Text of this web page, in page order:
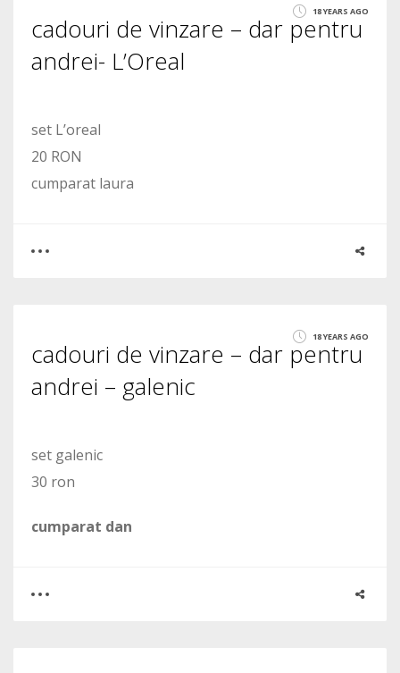
2044
18 YEARS AGO
cadouri de vinzare – dar pentru
andrei- L’Oreal
set L’oreal
20 RON
cumparat laura
1657
18 YEARS AGO
cadouri de vinzare – dar pentru
andrei – galenic
set galenic
30 ron
cumparat dan